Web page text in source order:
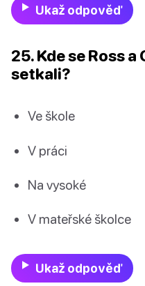
Ukaž odpověď
25. Kde se Ross
setkali?
Ve škole
V práci
Na vysoké
V mateřské školce
Ukaž odpověď